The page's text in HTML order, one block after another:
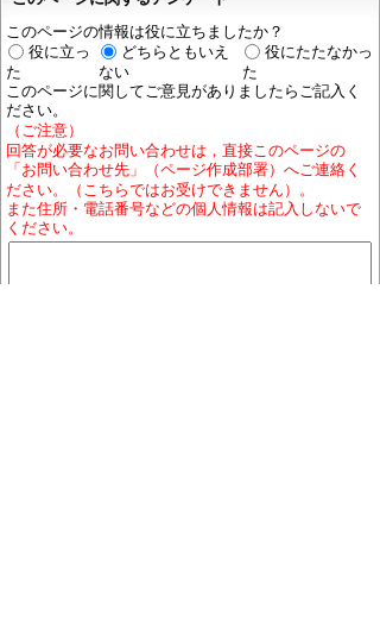
このページの情報は役に立ちましたか？
役に立っ
た
どちらともいえ
ない
役にたたなかっ
た
このページに関してご意見がありましたらご記入く
ださい。
（ご注意）
回答が必要なお問い合わせは，直接このページの
「お問い合わせ先」（ページ作成部署）へご連絡く
ださい。（こちらではお受けできません）。
また住所・電話番号などの個人情報は記入しないで
ください。